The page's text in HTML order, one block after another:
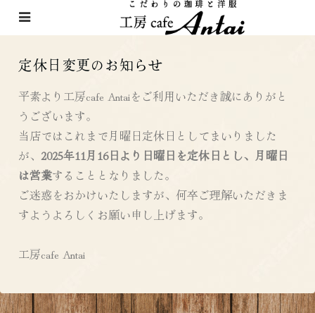
定休日変更のお知らせ
定休日変更のお知らせ
平素より工房cafe Antaiをご利用いただき誠にありがと
うございます。
当店ではこれまで月曜日定休日としてまいりました
が、 2025年11月16日より日曜日を定休日とし、月曜日
は営業することとなりました。
ご迷惑をおかけいたしますが、何卒ご理解いただきま
すようよろしくお願い申し上げます。
工房cafe Antai